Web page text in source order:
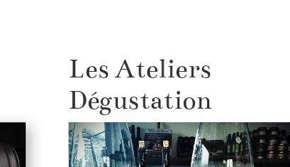
Les Ateliers
Dégustation